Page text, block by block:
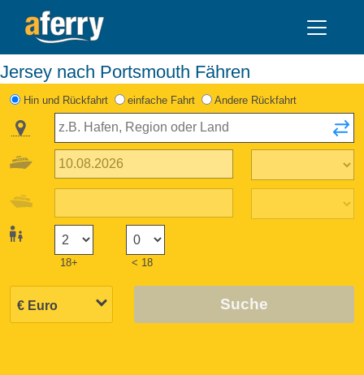
Jersey nach Portsmouth Fähren
Hin und Rückfahrt einfache Fahrt Andere Rückfahrt
18+ < 18
Suche